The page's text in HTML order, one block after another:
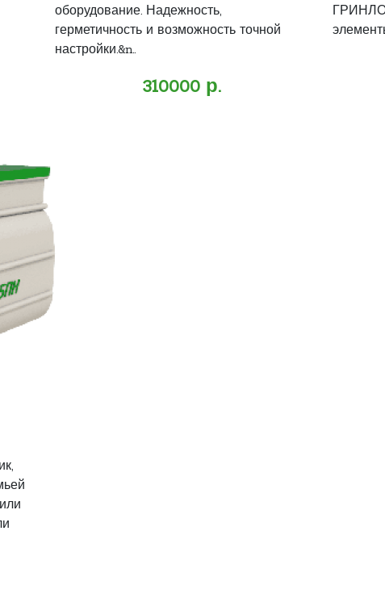
оборудование. Надежность,
герметичность и возможность точной
настройки.&n..
310000 р.